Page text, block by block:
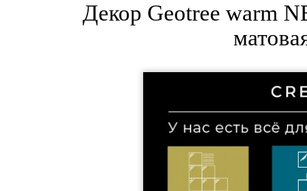
Декор Geotree warm